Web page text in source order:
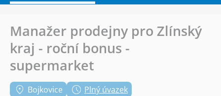
Manažer prodejny pro Zlínský
kraj - roční bonus -
supermarket
Bojkovice Plný úvazek